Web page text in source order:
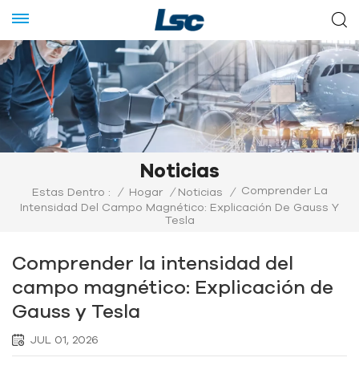
Noticias
Estas Dentro : / Hogar / Noticias /
Comprender La
Intensidad Del Campo Magnético: Explicación De Gauss Y
Tesla
Comprender la intensidad del
campo magnético: Explicación de
Gauss y Tesla
JUL 01, 2026